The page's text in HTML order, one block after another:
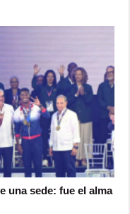
una sede: fue el alma